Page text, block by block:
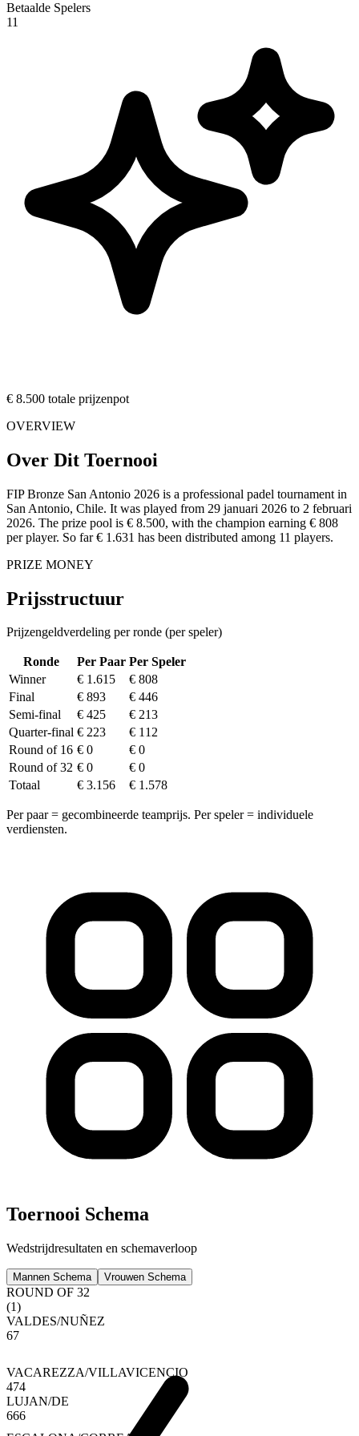
Betaalde Spelers
11
€ 8.500 totale prijzenpot
OVERVIEW
Over Dit Toernooi
FIP Bronze San Antonio 2026 is a professional padel tournament in
San Antonio, Chile. It was played from 29 januari 2026 to 2 februari
2026. The prize pool is € 8.500, with the champion earning € 808
per player. So far € 1.631 has been distributed among 11 players.
PRIZE MONEY
Prijsstructuur
Prijzengeldverdeling per ronde (per speler)
Ronde Per Paar Per Speler
Winner
€ 1.615
€ 808
Final
€ 893
€ 446
Semi-final
€ 425
€ 213
Quarter-final € 223
€ 112
Round of 16 € 0
€ 0
Round of 32 € 0
€ 0
Totaal
€ 3.156 € 1.578
Per paar = gecombineerde teamprijs. Per speler = individuele
verdiensten.
Toernooi Schema
Wedstrijdresultaten en schemaverloop
Mannen Schema Vrouwen Schema
ROUND OF 32
(1)
VALDES/NUÑEZ
67
VACAREZZA/VILLAVICENCIO
474
LUJAN/DE
666